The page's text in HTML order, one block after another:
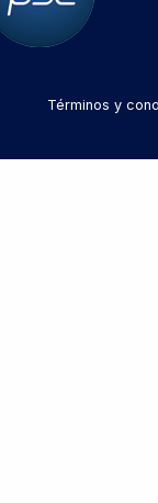
Términos y